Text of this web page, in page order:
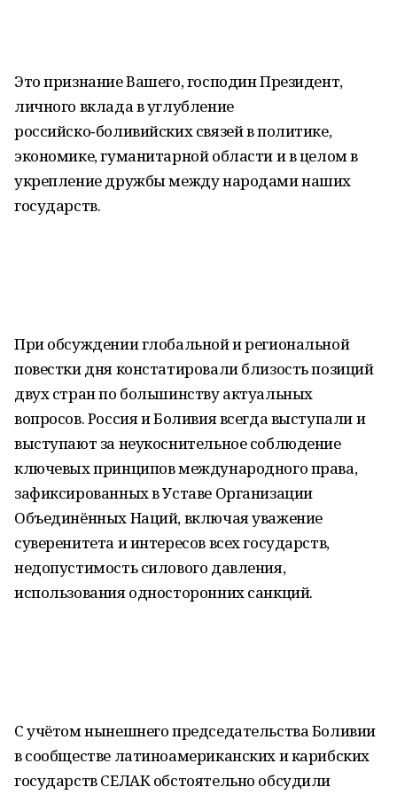
Это признание Вашего, господин Президент,
личного вклада в углубление
российско‑боливийских связей в политике,
экономике, гуманитарной области и в целом в
укрепление дружбы между народами наших
государств.
При обсуждении глобальной и региональной
повестки дня констатировали близость позиций
двух стран по большинству актуальных
вопросов. Россия и Боливия всегда выступали и
выступают за неукоснительное соблюдение
ключевых принципов международного права,
зафиксированных в Уставе Организации
Объединённых Наций, включая уважение
суверенитета и интересов всех государств,
недопустимость силового давления,
использования односторонних санкций.
С учётом нынешнего председательства Боливии
в сообществе латиноамериканских и карибских
государств СЕЛАК обстоятельно обсудили